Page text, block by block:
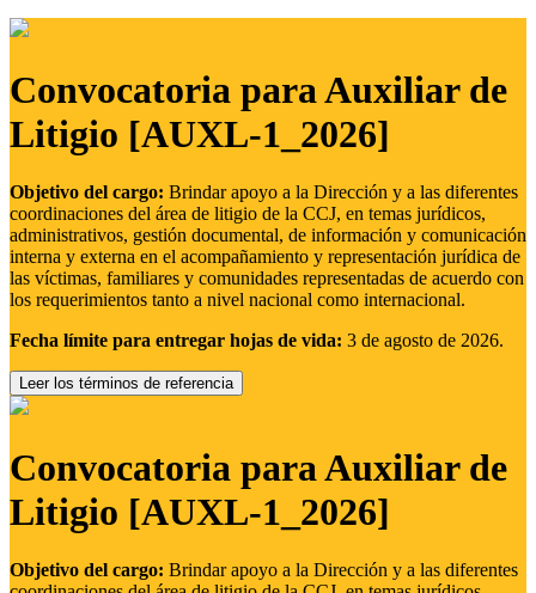
Convocatoria para Auxiliar de
Litigio [AUXL-1_2026]
Objetivo del cargo: Brindar apoyo a la Dirección y a las diferentes
coordinaciones del área de litigio de la CCJ, en temas jurídicos,
administrativos, gestión documental, de información y comunicación
interna y externa en el acompañamiento y representación jurídica de
las víctimas, familiares y comunidades representadas de acuerdo con
los requerimientos tanto a nivel nacional como internacional.
Fecha límite para entregar hojas de vida: 3 de agosto de 2026.
Leer los términos de referencia
Convocatoria para Auxiliar de
Litigio [AUXL-1_2026]
Objetivo del cargo: Brindar apoyo a la Dirección y a las diferentes